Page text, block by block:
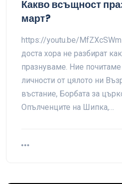
Какво всъщност
март?
https://youtu.be/
доста хора не разбират
празнуваме. Ние
личности от цялото ни
въстание, Борбата за
Опълченците на Шипка,…